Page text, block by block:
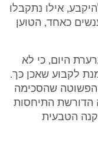
אילו נתקבלו
כאחד, הטוען
היום, כי לא
לקבוע שאכן כך.
הפשוטה שהסכימה
הדורשת התיחסות
הטבעית